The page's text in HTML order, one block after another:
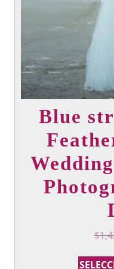
Blue
$